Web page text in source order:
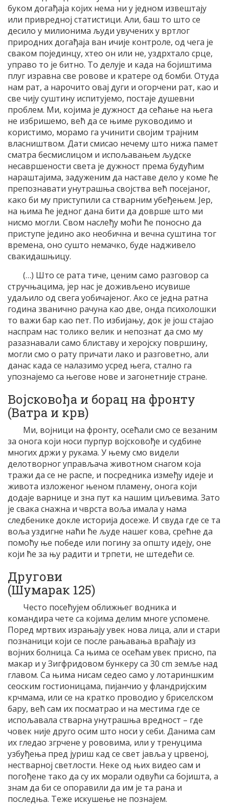
буком догађаја којих нема ни у једном извештају
или привредној статистици. Али, баш то што се
десило у милионима људи увучених у вртлог
природних догађаја ван ичије контроле, од чега је
сваком појединцу, хтео он или не, уздрхтало срце,
управо то је битно. То делује и када на бојиштима
плуг изравна све ровове и кратере од бомби. Отуда
нам рат, а нарочито овај дуги и огорчени рат, као и
све чију суштину испитујемо, постаје душевни
проблем. Ми, којима је дужност да сећање на њега
не избришемо, већ да се њиме руководимо и
користимо, морамо га учинити својим трајним
власништвом. Дати смисао нечему што нижа памет
сматра бесмислицом и испољавањем људске
несавршености света је дужност према будућим
нараштајима, задуженим да наставе дело у коме ће
препознавати унутрашња својства већ посејаног,
како би му приступили са стварним убеђењем. Јер,
на њима ће једног дана бити да доврше што ми
нисмо могли. Свом наслеђу моћи ће поносно да
приступе једино ако необична и вечна суштина тог
времена, оно сушто немачко, буде надживело
свакидашњицу.
(…) Што се рата тиче, ценим само разговор са
стручњацима, јер нас је доживљено исувише
удаљило од свега уобичајеног. Ако се једна ратна
година званично рачуна као две, онда психолошки
то важи бар као пет. По избијању, док је још стајао
наспрам нас толико велик и непознат да смо му
разазнавали само блиставу и херојску површину,
могли смо о рату причати лако и разговетно, али
данас када се налазимо усред њега, стално га
упознајемо са његове нове и загонетније стране.
Војсковођа и борац на фронту
(Ватра и крв)
Ми, војници на фронту, осећали смо се везаним
за онога који носи пурпур војсковође и судбине
многих држи у рукама. У њему смо видели
делотворног управљача животном снагом која
тражи да се не распе, и посредника између идеје и
живота изложеног њеном пламену, онога који
додаје варнице и зна пут ка нашим циљевима. Зато
је свака снажна и чврста воља имала у нама
следбенике докле историја досеже. И свуда где се та
воља уздигне наћи ће људе нашег кова, срећне да
помоћу ње победе или погину за општу идеју, оне
који ће за њу радити и трпети, не штедећи се.
Другови
(Шумарак 125)
Често посећујем оближњег водника и
командира чете са којима делим многе успомене.
Поред мртвих израњају увек нова лица, али и стари
познаници који се после рањавања враћају из
војних болница. Са њима се осећам увек присно, па
макар и у Зигфридовом бункеру са 30 cm земље над
главом. Са њима нисам седео само у лотариншким
сеоским гостионицама, пијанчио у фландријским
крчмама, или се на кратко проводио у бриселском
бару, већ сам их посматрао и на местима где се
испољавала стварна унутрашња вредност – где
човек није друго осим што носи у себи. Данима сам
их гледао згрчене у рововима, или у тренуцима
узбуђења пред јуриш кад се свет јавља у црвеној,
нестварној светлости. Неке од њих видео сам и
погођене тако да су их морали одвући са бојишта, а
знам да би се опоравили да им је та рана и
последња. Теже искушење не познајем.